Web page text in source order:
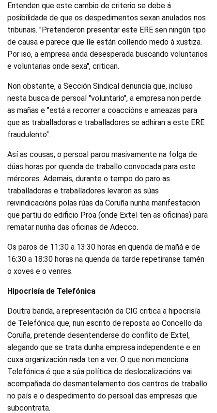
Entenden que este cambio de criterio se debe á
posibilidade de que os despedimentos sexan anulados nos
tribunais. "Pretenderon presentar este ERE sen ningún tipo
de causa e parece que lle están collendo medo á xustiza.
Por iso, a empresa anda desesperada buscando voluntarios
e voluntarias onde sexa", critican.
Non obstante, a Sección Sindical denuncia que, incluso
nesta busca de persoal "voluntario", a empresa non perde
as mañas e "está a recorrer a coaccións e ameazas para
que as traballadoras e traballadores se adhiran a este ERE
fraudulento".
Así as cousas, o persoal parou masivamente na folga de
dúas horas por quenda de traballo convocada para este
mércores. Ademais, durante o tempo do paro as
traballadoras e traballadores levaron as súas
reivindicacións polas rúas da Coruña nunha manifestación
que partiu do edificio Proa (onde Extel ten as oficinas) para
rematar nunha das oficinas de Adecco.
Os paros de 11:30 a 13:30 horas en quenda de mañá e de
16:30 a 18:30 horas na quenda da tarde repetiranse tamén
o xoves e o venres.
Hipocrisía de Telefónica
Doutra banda, a representación da CIG critica a hipocrisía
de Telefónica que, nun escrito de reposta ao Concello da
Coruña, pretende desentenderse do conflito de Extel,
alegando que se trata dunha empresa independente e en
cuxa organización nada ten a ver. O que non menciona
Telefónica é que a súa política de deslocalizacións vai
acompañada do desmantelamento dos centros de traballo
no país e o despedimento do persoal das empresas que
subcontrata.